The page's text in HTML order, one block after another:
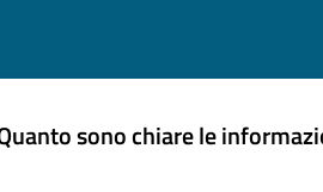
sono chiare le